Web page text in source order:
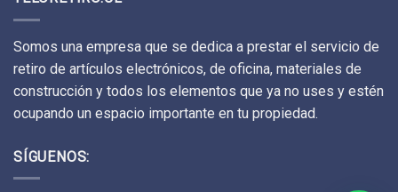
Somos una empresa que se dedica a prestar el servicio de
retiro de artículos electrónicos, de oficina, materiales de
construcción y todos los elementos que ya no uses y estén
ocupando un espacio importante en tu propiedad.
SÍGUENOS: